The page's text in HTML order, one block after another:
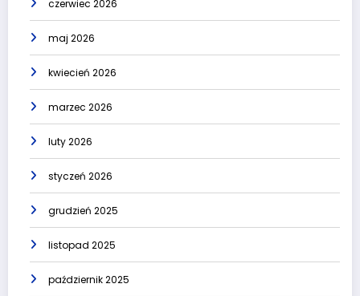
czerwiec 2026
maj 2026
kwiecień 2026
marzec 2026
luty 2026
styczeń 2026
grudzień 2025
listopad 2025
październik 2025